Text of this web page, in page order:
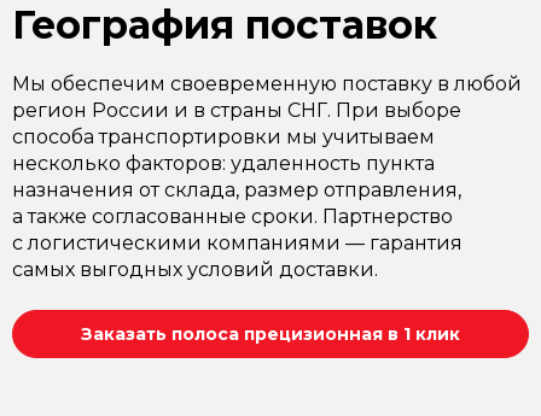
География поставок
Мы обеспечим своевременную поставку в любой
регион России и в страны СНГ. При выборе
способа транспортировки мы учитываем
несколько факторов: удаленность пункта
назначения от склада, размер отправления,
а также согласованные сроки. Партнерство
с логистическими компаниями — гарантия
самых выгодных условий доставки.
Заказать полоса прецизионная в 1 клик